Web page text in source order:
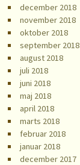
december 2018
november 2018
oktober 2018
september 2018
august 2018
juli 2018
juni 2018
maj 2018
april 2018
marts 2018
februar 2018
januar 2018
december 2017